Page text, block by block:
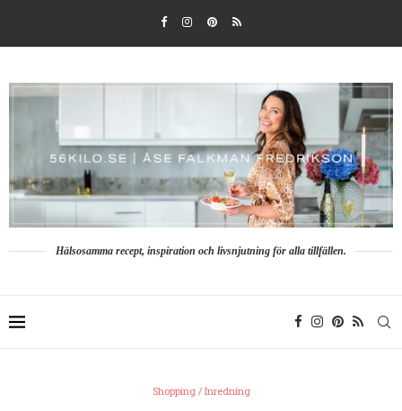
Hälsosamma recept, inspiration och livsnjutning för alla tillfällen.
Shopping / Inredning